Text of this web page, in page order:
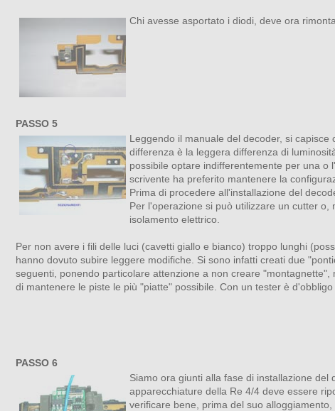
Chi avesse asportato i diodi, deve ora
PASSO 5
Leggendo il manuale del decoder, si
differenza è la leggera differenza di
possibile optare indifferentemente per una o
scrivente ha preferito mantenere la
Prima di procedere all'installazione del
Per l'operazione si può utilizzare un cutter
isolamento elettrico.
Per non avere i fili delle luci (cavetti giallo e bianco) troppo lunghi
hanno dovuto subire leggere modifiche. Si sono infatti creati due
seguenti, ponendo particolare attenzione a non creare
di mantenere le piste le più "piatte" possibile. Con un tester è
PASSO 6
Siamo ora giunti alla fase di installazione
apparecchiature della Re 4/4 deve essere
verificare bene, prima del suo